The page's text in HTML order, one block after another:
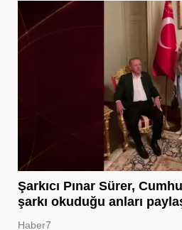
Şarkıcı Pınar Sürer,
şarkı okuduğu anları
Haber7